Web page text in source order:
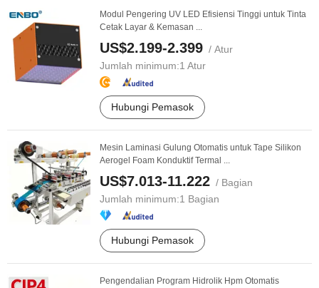
Modul Pengering UV LED Efisiensi Tinggi untuk Tinta
Cetak Layar & Kemasan ...
US$2.199-2.399 / Atur
Jumlah minimum:1 Atur
Hubungi Pemasok
Mesin Laminasi Gulung Otomatis untuk Tape Silikon
Aerogel Foam Konduktif Termal ...
US$7.013-11.222 / Bagian
Jumlah minimum:1 Bagian
Hubungi Pemasok
Pengendalian Program Hidrolik Hpm Otomatis